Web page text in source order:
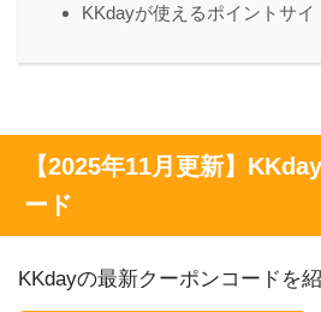
KKdayが使えるポイントサイ
【2025年11月更新】
ード
KKdayの最新クーポンコードを紹